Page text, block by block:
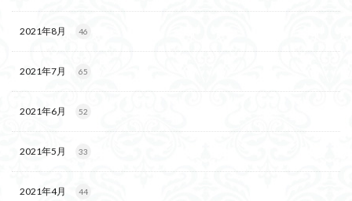
2021年8月 46
2021年7月 65
2021年6月 52
2021年5月 33
2021年4月 44